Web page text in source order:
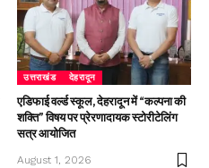
उत्तराखंड देहरादून
एडिफाई वर्ल्ड स्कूल, देहरादून में “कल्पना की
शक्ति” विषय पर प्रेरणादायक स्टोरीटेलिंग
सत्र आयोजित
August 1, 2026